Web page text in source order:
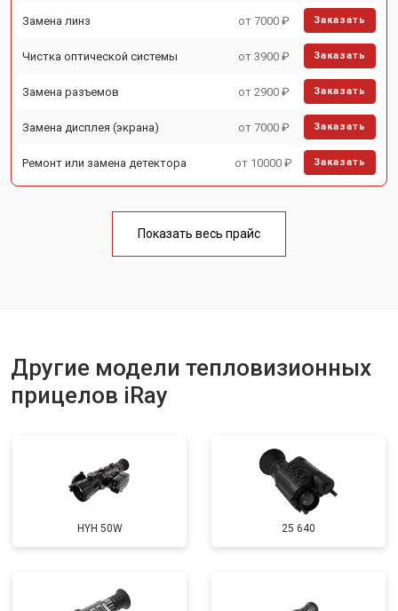
Замена линз от 7000 ₽ Заказать
Чистка оптической системы от 3900 ₽ Заказать
Замена разъемов от 2900 ₽ Заказать
Замена дисплея (экрана) от 7000 ₽ Заказать
Ремонт или замена детектора от 10000 ₽ Заказать
Показать весь прайс
Другие модели тепловизионных
прицелов iRay
HYH 50W 25 640